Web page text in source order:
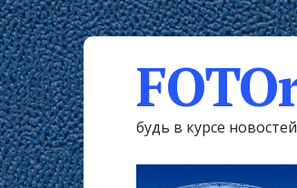
будь в курсе новостей